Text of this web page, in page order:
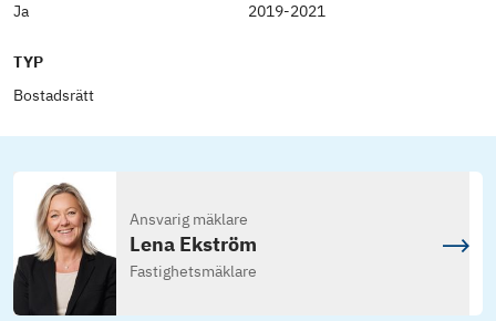
Ja
2019-2021
TYP
Bostadsrätt
Ansvarig mäklare
Lena Ekström
Fastighetsmäklare